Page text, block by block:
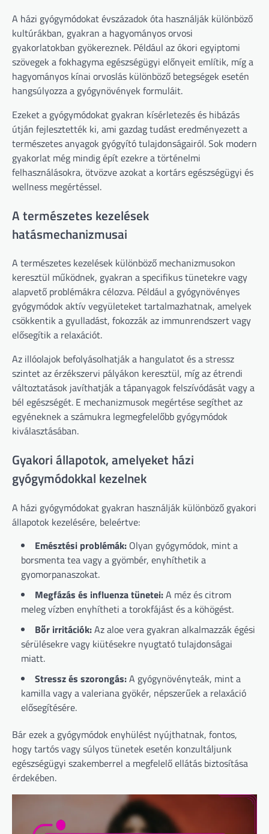
A házi gyógymódokat évszázadok óta használják különböző
kultúrákban, gyakran a hagyományos orvosi
gyakorlatokban gyökereznek. Például az ókori egyiptomi
szövegek a fokhagyma egészségügyi előnyeit említik, míg a
hagyományos kínai orvoslás különböző betegségek esetén
hangsúlyozza a gyógynövények formuláit.
Ezeket a gyógymódokat gyakran kísérletezés és hibázás
útján fejlesztették ki, ami gazdag tudást eredményezett a
természetes anyagok gyógyító tulajdonságairól. Sok modern
gyakorlat még mindig épít ezekre a történelmi
felhasználásokra, ötvözve azokat a kortárs egészségügyi és
wellness megértéssel.
A természetes kezelések
hatásmechanizmusai
A természetes kezelések különböző mechanizmusokon
keresztül működnek, gyakran a specifikus tünetekre vagy
alapvető problémákra célozva. Például a gyógynövényes
gyógymódok aktív vegyületeket tartalmazhatnak, amelyek
csökkentik a gyulladást, fokozzák az immunrendszert vagy
elősegítik a relaxációt.
Az illóolajok befolyásolhatják a hangulatot és a stressz
szintet az érzékszervi pályákon keresztül, míg az étrendi
változtatások javíthatják a tápanyagok felszívódását vagy a
bél egészségét. E mechanizmusok megértése segíthet az
egyéneknek a számukra legmegfelelőbb gyógymódok
kiválasztásában.
Gyakori állapotok, amelyeket házi
gyógymódokkal kezelnek
A házi gyógymódokat gyakran használják különböző gyakori
állapotok kezelésére, beleértve:
Emésztési problémák: Olyan gyógymódok, mint a
borsmenta tea vagy a gyömbér, enyhíthetik a
gyomorpanaszokat.
Megfázás és influenza tünetei:A méz és citrom
meleg vízben enyhítheti a torokfájást és a köhögést.
Bőr irritációk:Az aloe vera gyakran alkalmazzák égési
sérülésekre vagy kiütésekre nyugtató tulajdonságai
miatt.
Stressz és szorongás:A gyógynövényteák, mint a
kamilla vagy a valeriana gyökér, népszerűek a relaxáció
elősegítésére.
Bár ezek a gyógymódok enyhülést nyújthatnak, fontos,
hogy tartós vagy súlyos tünetek esetén konzultáljunk
egészségügyi szakemberrel a megfelelő ellátás biztosítása
érdekében.